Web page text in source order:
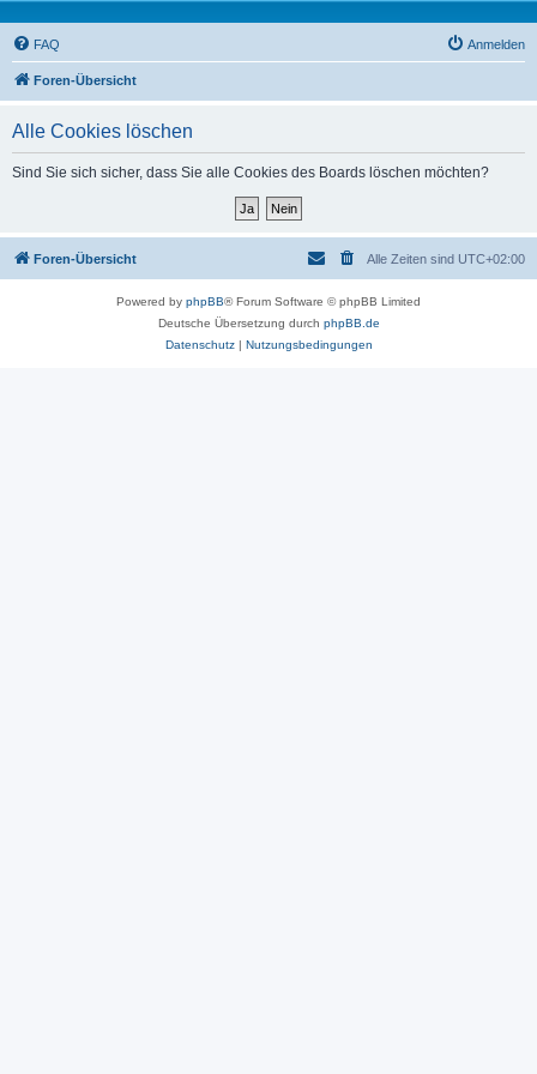
FAQ Anmelden
Foren-Übersicht
Alle Cookies löschen
Sind Sie sich sicher, dass Sie alle Cookies des Boards löschen möchten?
Foren-Übersicht Alle Zeiten sind UTC+02:00
Powered by phpBB® Forum Software © phpBB Limited
Deutsche Übersetzung durch phpBB.de
Datenschutz| Nutzungsbedingungen